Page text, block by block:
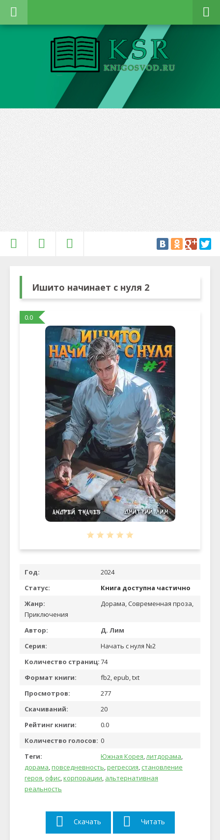
Ишито начинает с нуля 2
0.0
Год:
2024
Статус:
Книга доступна частично
Жанр:
Дорама, Современная проза,
Приключения
Автор:
Д. Лим
Серия:
Начать с нуля №2
Количество страниц:74
Формат книги:
fb2, epub, txt
Просмотров:
277
Скачиваний:
20
Рейтинг книги:
0.0
Количество голосов: 0
Теги:
Южная Корея,литдорама,
дорама,повседневность,регрессия, становление
героя, офис,корпорации, альтернативная
реальность
Скачать Читать